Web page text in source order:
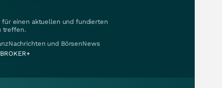
für einen aktuellen und fundierten
treffen.
und BörsenNews